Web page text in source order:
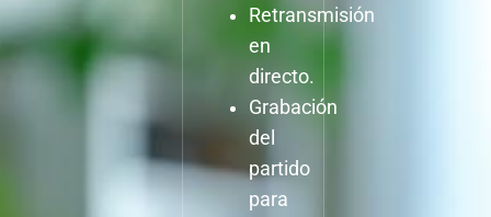
Retransmisión
en
directo.
Grabación
del
partido
para